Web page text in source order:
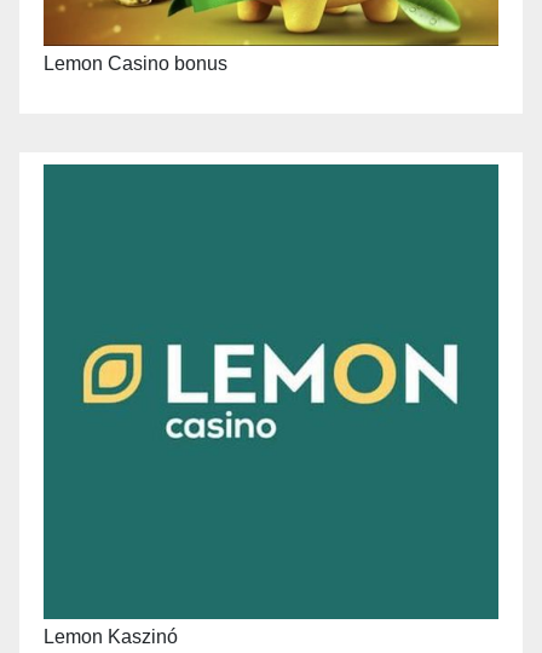
Lemon Casino bonus
Lemon Kaszinó